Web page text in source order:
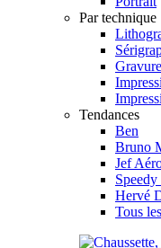
Par technique
Gravure
Tendances
Ben
Bruno
Jef
Hervé
Tous